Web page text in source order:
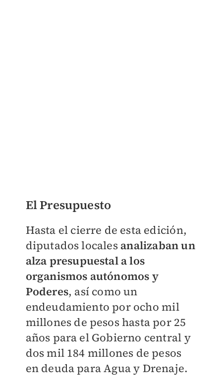
El Presupuesto
Hasta el cierre de esta edición,
diputados localesanalizaban un
alza presupuestal a los
organismos autónomos y
Poderes, así como un
endeudamiento por ocho mil
millones de pesos hasta por 25
años para el Gobierno central y
dos mil 184 millones de pesos
en deuda para Agua y Drenaje.